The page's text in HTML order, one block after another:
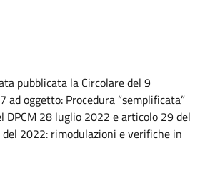
pubblicata la Circolare del 9
ad oggetto: Procedura “semplificata”
DPCM 28 luglio 2022 e articolo 29 del
2022: rimodulazioni e verifiche in